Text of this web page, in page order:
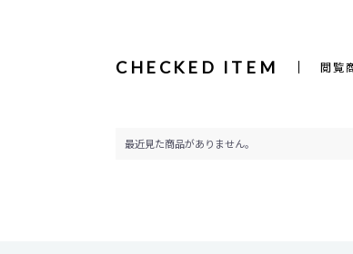
CHECKED ITEM 閲覧
最近見た商品がありません。